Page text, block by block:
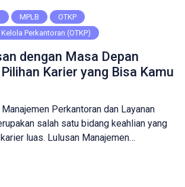
MPLB
OTKP
Perkantoran (OTKP)
dengan Masa Depan
Karier yang Bisa Kamu
Perkantoran dan Layanan
salah satu bidang keahlian yang
luas. Lulusan Manajemen
yang dibutuhkan dalam dunia kerja,